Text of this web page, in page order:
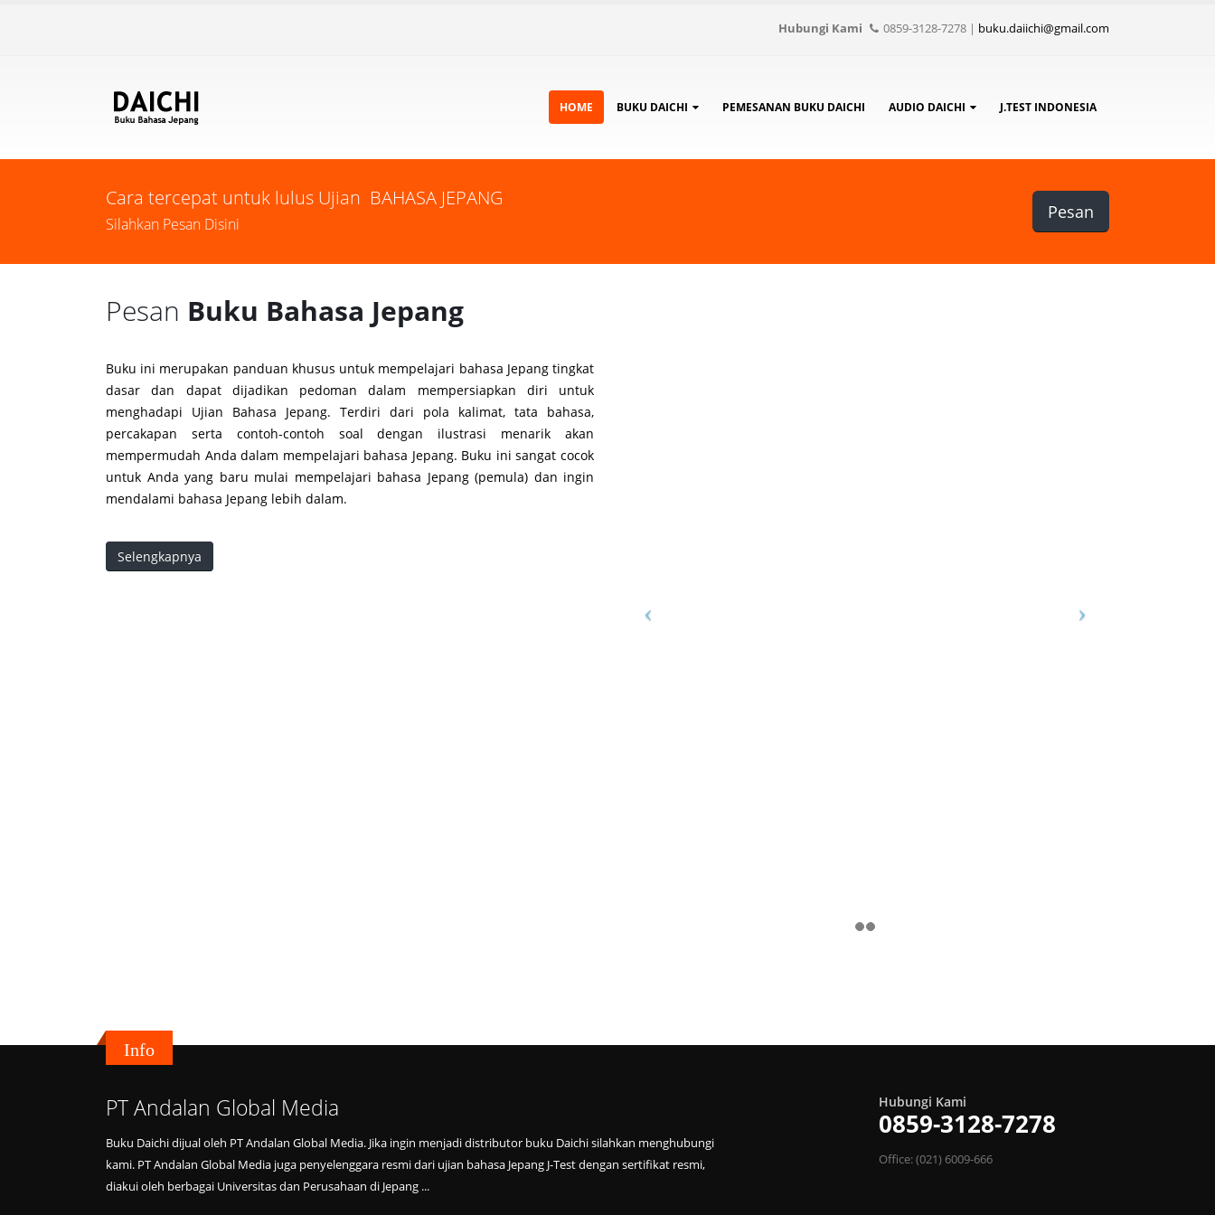
Hubungi Kami 0859-3128-7278 | buku.daiichi@gmail.com
HOME BUKU DAICHI PEMESANAN BUKU DAICHI AUDIO DAICHI J.TEST INDONESIA
Cara tercepat untuk lulus Ujian BAHASA JEPANG
Silahkan Pesan Disini
Pesan
Pesan Buku Bahasa Jepang
Buku ini merupakan panduan khusus untuk mempelajari bahasa Jepang tingkat
dasar dan dapat dijadikan pedoman dalam mempersiapkan diri untuk
menghadapi Ujian Bahasa Jepang. Terdiri dari pola kalimat, tata bahasa,
percakapan serta contoh-contoh soal dengan ilustrasi menarik akan
mempermudah Anda dalam mempelajari bahasa Jepang. Buku ini sangat cocok
untuk Anda yang baru mulai mempelajari bahasa Jepang (pemula) dan ingin
mendalami bahasa Jepang lebih dalam.
Selengkapnya
Info
PT Andalan Global Media
Buku Daichi dijual oleh PT Andalan Global Media. Jika ingin menjadi distributor buku Daichi silahkan menghubungi
kami. PT Andalan Global Media juga penyelenggara resmi dari ujian bahasa Jepang J-Test dengan sertifikat resmi,
diakui oleh berbagai Universitas dan Perusahaan di Jepang ...
Hubungi Kami
0859-3128-7278
Office: (021) 6009-666